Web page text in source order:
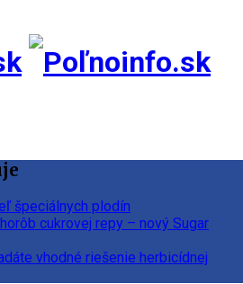
špeciálnych plodín
cukrovej repy – nový Sugar
vhodné riešenie herbicídnej